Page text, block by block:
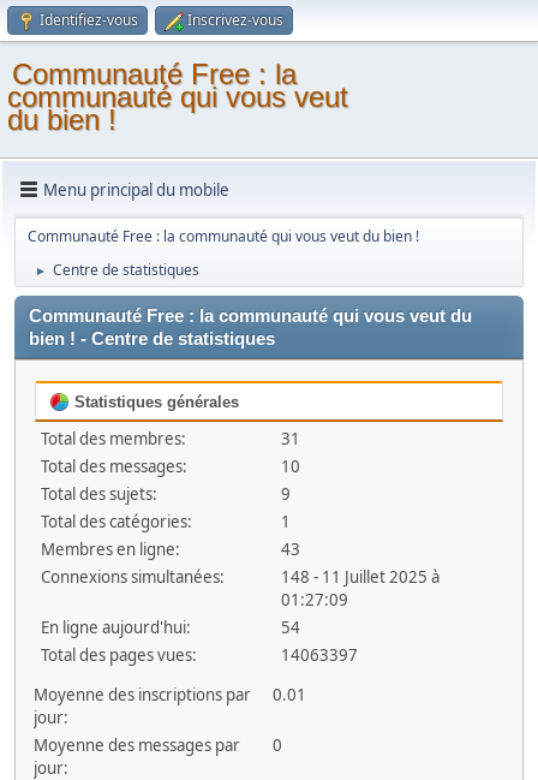
Identifiez-vous Inscrivez-vous
Communauté Free : la
communauté qui vous veut
du bien !
Menu principal du mobile
Communauté Free : la communauté qui vous veut du bien !
► Centre de statistiques
Communauté Free : la communauté qui vous veut du
bien ! - Centre de statistiques
Statistiques générales
Total des membres:
31
Total des messages:
10
Total des sujets:
9
Total des catégories:
1
Membres en ligne:
43
Connexions simultanées:
148 - 11 Juillet 2025 à
01:27:09
En ligne aujourd'hui:
54
Total des pages vues:
14063397
Moyenne des inscriptions par
jour:
0.01
Moyenne des messages par
jour:
0